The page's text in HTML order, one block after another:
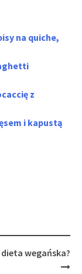
na quiche,
z
i kapustą
wegańska?